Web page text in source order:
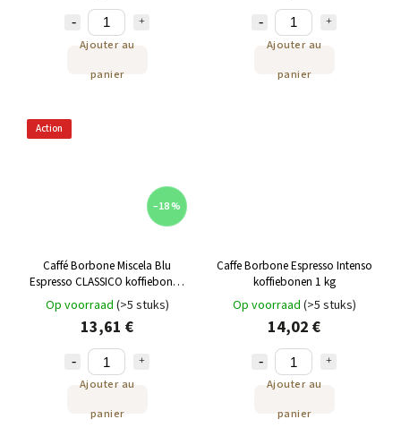
Ajouter au
panier
Ajouter au
panier
Action
–18 %
Caffé Borbone Miscela Blu
Espresso CLASSICO koffiebonen
1 kg
Op voorraad (>5 stuks)
13,61 €
Ajouter au
panier
Caffe Borbone Espresso Intenso
koffiebonen 1 kg
Op voorraad (>5 stuks)
14,02 €
Ajouter au
panier